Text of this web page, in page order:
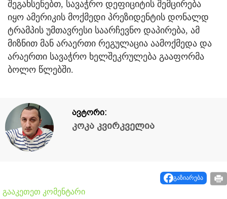
შეგახსენებთ, სავაჭრო დეფიციტის შემცირება
იყო ამერიკის მოქმედი პრეზიდენტის დონალდ
ტრამპის უმთავრესი საარჩევნო დაპირება, ამ
მიზნით მან არაერთი რეგულაცია აამოქმედა და
არაერთი სავაჭრო ხელშეკრულება გააფორმა
ბოლო წლებში.
ავტორი:
კოკა კვირკველია
გაზიარება
გააკეთეთ კომენტარი